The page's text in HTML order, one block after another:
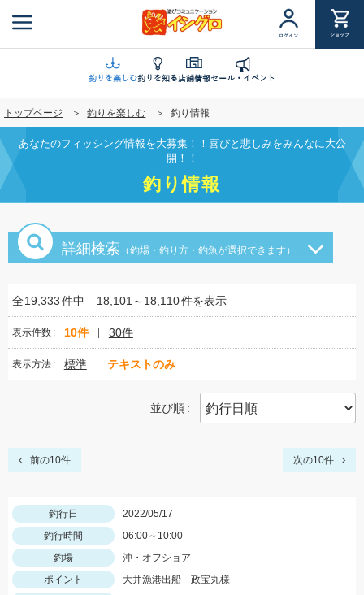
ン
に
移
動
ログイン ショップ
釣りを楽しむ釣りを知る店舗情報セール・イベント
トップページ 釣りを楽しむ 釣り情報
あなたのフィッシング情報を大募集！！喜びと悲しみをみんなに大公
開！！
釣り情報
詳細検索 （釣場・釣り方・釣魚が選択できます）
全19,333件中 18,101～18,110件を表示
表示件数 10件 30件
表示方法 標準 テキストのみ
並び順
前の10件 次の10件
釣行日
2022/05/17
釣行時間
06:00～10:00
釣場
沖・オフショア
ポイント
大井漁港出船 政宝丸様